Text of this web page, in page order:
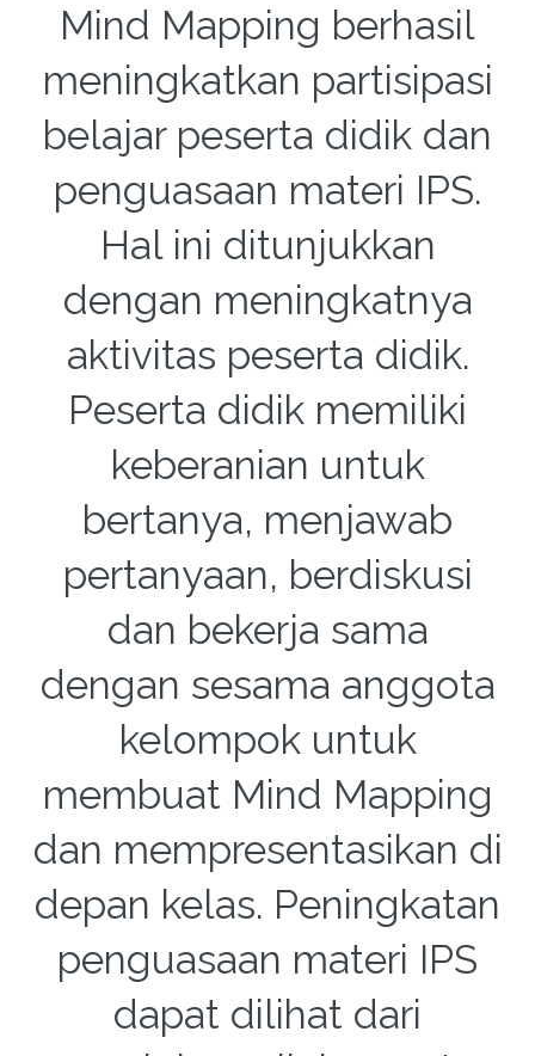
Mind Mapping berhasil
meningkatkan partisipasi
belajar peserta didik dan
penguasaan materi IPS.
Hal ini ditunjukkan
dengan meningkatnya
aktivitas peserta didik.
Peserta didik memiliki
keberanian untuk
bertanya, menjawab
pertanyaan, berdiskusi
dan bekerja sama
dengan sesama anggota
kelompok untuk
membuat Mind Mapping
dan mempresentasikan di
depan kelas. Peningkatan
penguasaan materi IPS
dapat dilihat dari